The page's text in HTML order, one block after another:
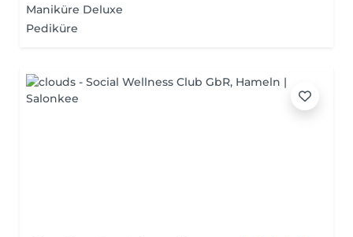
Maniküre Deluxe
Pediküre